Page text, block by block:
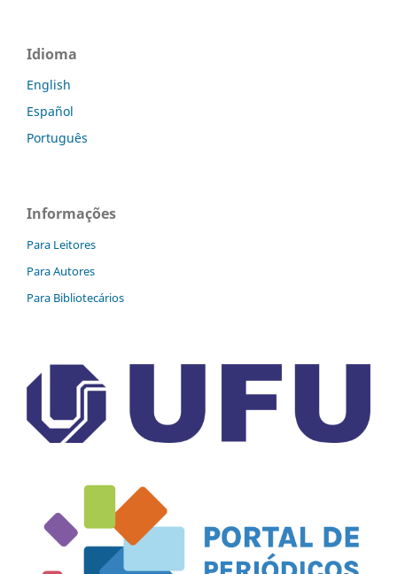
Idioma
English
Español
Português
Informações
Para Leitores
Para Autores
Para Bibliotecários